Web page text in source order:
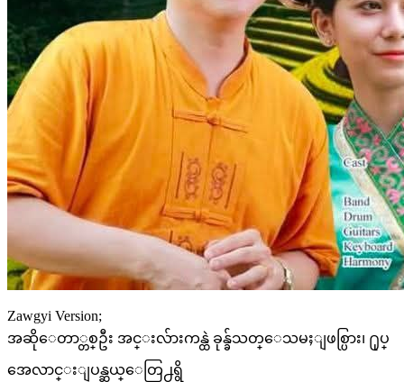
Zawgyi Version;
အဆိုေတာ္တစ္ဦး အင္းလ်ားကန္ထဲ ခုန္ခ်သတ္ေသမႈျဖစ္ပြား၊ ႐ုပ္
အေလာင္းျပန္ဆယ္ေတြ႕ရွိ